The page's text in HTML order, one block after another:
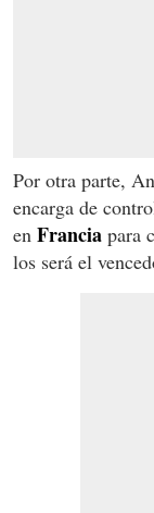
Por otra parte,
encarga de
en Francia para
los será el